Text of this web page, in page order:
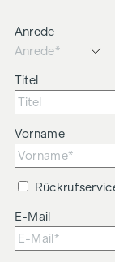
Anrede
Titel
Vorname
E-Mail